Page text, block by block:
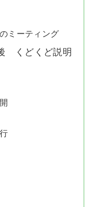
ミーティング
くどくど説明